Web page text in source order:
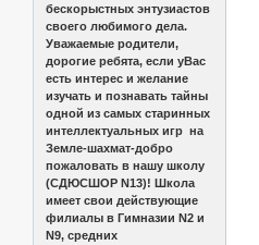
бескорыстных энтузиастов
своего любимого дела.
Уважаемые родители,
дорогие ребята, если уВас
есть интерес и желание
изучать и познавать тайны
одной из самых старинных
интеллектуальных игр на
Земле-шахмат-добро
пожаловать в нашу школу
(СДЮСШОР N13)! Школа
имеет свои действующие
филиалы в Гимназии N2 и
N9, средних